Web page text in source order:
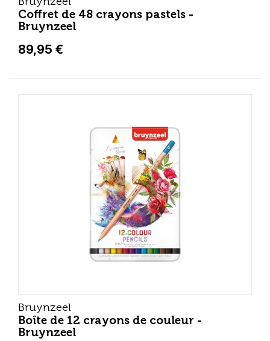
Coffret de 48 crayons pastels -
Bruynzeel
89,95 €
Bruynzeel
Boîte de 12 crayons de couleur -
Bruynzeel